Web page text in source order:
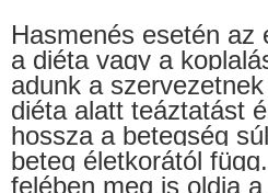
Hasmenés esetén az
a diéta vagy a
adunk a
diéta alatt teáztatást
hossza a betegség
beteg életkorától
felében meg is oldja